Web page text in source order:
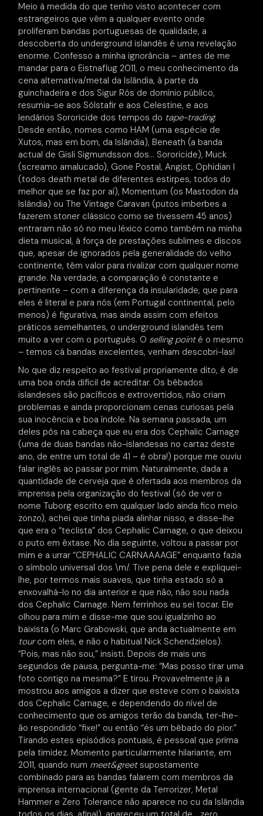
Meio à medida do que tenho visto acontecer com
estrangeiros que vêm a qualquer evento onde
proliferam bandas portuguesas de qualidade, a
descoberta do underground islandês é uma revelação
enorme. Confesso a minha ignorância – antes de me
mandar para o Eistnaflug 2011, o meu conhecimento da
cena alternativa/metal da Islândia, à parte da
guinchadeira e dos Sigur Rós de domínio público,
resumia-se aos Sólstafir e aos Celestine, e aos
lendários Sororicide dos tempos do tape-trading.
Desde então, nomes como HAM (uma espécie de
Xutos, mas em bom, da Islândia), Beneath (a banda
actual de Gisli Sigmundsson dos… Sororicide), Muck
(screamo amalucado), Gone Postal, Angist, Ophidian I
(todos death metal de diferentes estirpes, todos do
melhor que se faz por aí), Momentum (os Mastodon da
Islândia) ou The Vintage Caravan (putos imberbes a
fazerem stoner clássico como se tivessem 45 anos)
entraram não só no meu léxico como também na minha
dieta musical, à força de prestações sublimes e discos
que, apesar de ignorados pela generalidade do velho
continente, têm valor para rivalizar com qualquer nome
grande. Na verdade, a comparação é constante e
pertinente – com a diferença da insularidade, que para
eles é literal e para nós (em Portugal continental, pelo
menos) é figurativa, mas ainda assim com efeitos
práticos semelhantes, o underground islandês tem
muito a ver com o português. O selling pointé o mesmo
– temos cá bandas excelentes, venham descobri-las!
No que diz respeito ao festival propriamente dito, é de
uma boa onda difícil de acreditar. Os bêbados
islandeses são pacíficos e extrovertidos, não criam
problemas e ainda proporcionam cenas curiosas pela
sua inocência e boa índole. Na semana passada, um
deles pôs na cabeça que eu era dos Cephalic Carnage
(uma de duas bandas não-islandesas no cartaz deste
ano, de entre um total de 41 – é obra!) porque me ouviu
falar inglês ao passar por mim. Naturalmente, dada a
quantidade de cerveja que é ofertada aos membros da
imprensa pela organização do festival (só de ver o
nome Tuborg escrito em qualquer lado ainda fico meio
zonzo), achei que tinha piada alinhar nisso, e disse-lhe
que era o “teclista” dos Cephalic Carnage, o que deixou
o puto em êxtase. No dia seguinte, voltou a passar por
mim e a urrar “CEPHALIC CARNAAAAGE” enquanto fazia
o símbolo universal dos \m/. Tive pena dele e expliquei-
lhe, por termos mais suaves, que tinha estado só a
enxovalhá-lo no dia anterior e que não, não sou nada
dos Cephalic Carnage. Nem ferrinhos eu sei tocar. Ele
olhou para mim e disse-me que sou igualzinho ao
baixista (o Marc Grabowski, que anda actualmente em
tourcom eles, e não o habitual Nick Schendzielos).
“Pois, mas não sou,” insisti. Depois de mais uns
segundos de pausa, pergunta-me: “Mas posso tirar uma
foto contigo na mesma?” E tirou. Provavelmente já a
mostrou aos amigos a dizer que esteve com o baixista
dos Cephalic Carnage, e dependendo do nível de
conhecimento que os amigos terão da banda, ter-lhe-
ão respondido “fixe!” ou então “és um bêbado do pior.”
Tirando estes episódios pontuais, é pessoal que prima
pela timidez. Momento particularmente hilariante, em
2011, quando num meet&greetsupostamente
combinado para as bandas falarem com membros da
imprensa internacional (gente da Terrorizer, Metal
Hammer e Zero Tolerance não aparece no cu da Islândia